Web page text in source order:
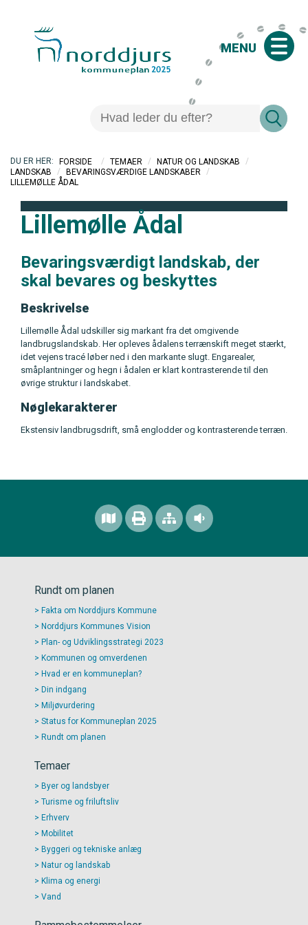
MENU
FORSIDE / TEMAER / NATUR OG LANDSKAB
/
LANDSKAB
/ BEVARINGSVÆRDIGE LANDSKABER
/
LILLEMØLLE ÅDAL
Lillemølle Ådal
Bevaringsværdigt landskab, der
skal bevares og beskyttes
Beskrivelse
Lillemølle Ådal udskiller sig markant fra det omgivende
landbrugslandskab. Her opleves ådalens terrænskift meget stærkt,
idet vejens tracé løber ned i den markante slugt. Engarealer,
småplantninger og hegn i ådalen er klart kontrasterende til den
øvrige struktur i landskabet.
Nøglekarakterer
Ekstensiv landbrugsdrift, små englodder og kontrasterende terræn.
Rundt om planen
Fakta om Norddjurs Kommune
Norddjurs Kommunes Vision
Plan- og Udviklingsstrategi 2023
Kommunen og omverdenen
Hvad er en kommuneplan?
Din indgang
Miljøvurdering
Status for Kommuneplan 2025
Rundt om planen
Temaer
Byer og landsbyer
Turisme og friluftsliv
Erhverv
Mobilitet
Byggeri og tekniske anlæg
Natur og landskab
Klima og energi
Vand